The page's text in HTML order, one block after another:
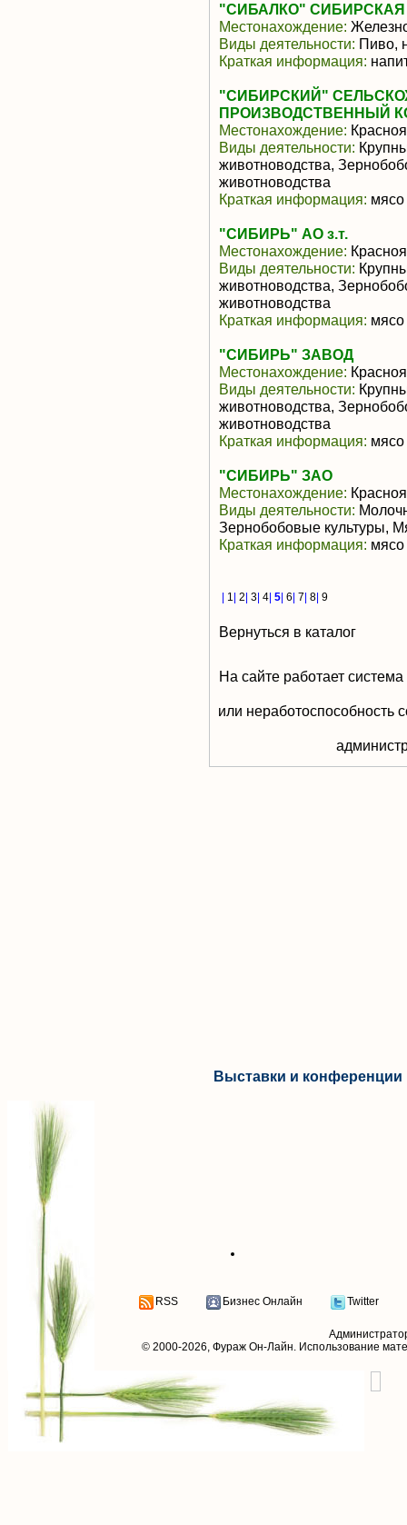
"СИБАЛКО"
Местонахождение:
Виды деятельности: Пиво,
Краткая информация:
"СИБИРСКИЙ"
ПРОИЗВОДСТВЕННЫЙ
Местонахождение:
Виды деятельности:
животноводства,
животноводства
Краткая информация: мясо
"СИБИРЬ" АО з.т.
Местонахождение:
Виды деятельности:
животноводства,
животноводства
Краткая информация: мясо
"СИБИРЬ" ЗАВОД
Местонахождение:
Виды деятельности:
животноводства,
животноводства
Краткая информация: мясо
"СИБИРЬ" ЗАО
Местонахождение:
Виды деятельности:
Зернобобовые культуры,
Краткая информация: мясо
1 2 3 4 5 6 7 8 9
Вернуться в каталог
На сайте работает
или неработоспособность
Выставки и конференции
RSS Бизнес Онлайн Twitter
© 2000-2026, Фураж Он-Лайн. Использование